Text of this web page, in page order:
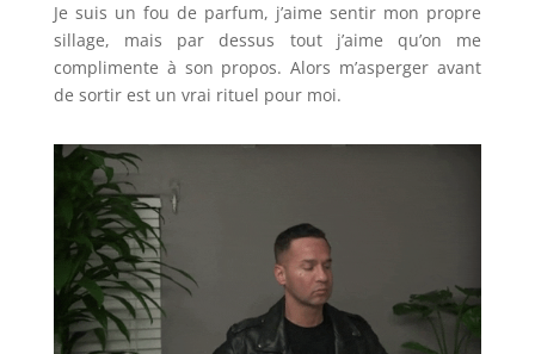
Je suis un fou de parfum, j’aime sentir mon propre
sillage, mais par dessus tout j’aime qu’on me
complimente à son propos. Alors m’asperger avant
de sortir est un vrai rituel pour moi.